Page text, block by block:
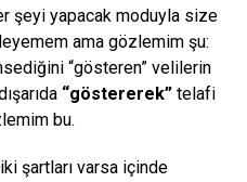
şeyi yapacak moduyla size
ama gözlemim şu:
“gösteren” velilerin
“göstererek” telafi
bu.
şartları varsa içinde